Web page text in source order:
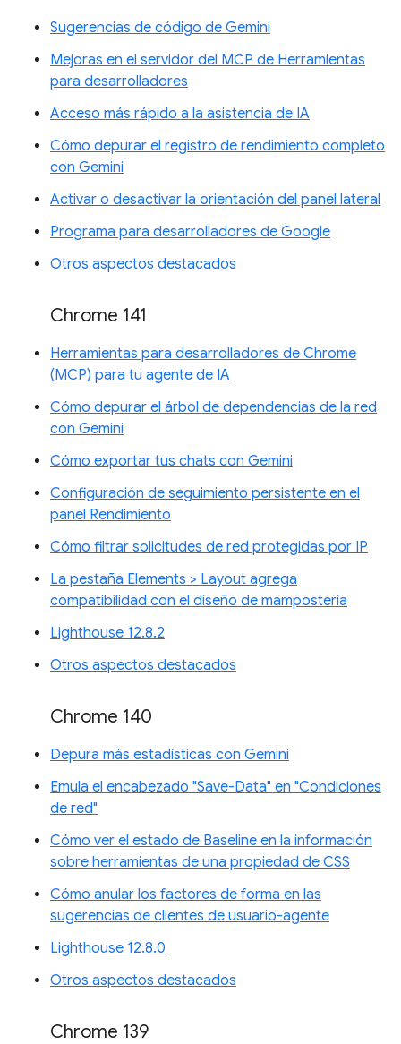
Sugerencias de código de Gemini
Mejoras en el servidor del MCP de Herramientas
para desarrolladores
Acceso más rápido a la asistencia de IA
Cómo depurar el registro de rendimiento completo
con Gemini
Activar o desactivar la orientación del panel lateral
Programa para desarrolladores de Google
Otros aspectos destacados
Chrome 141
Herramientas para desarrolladores de Chrome
(MCP) para tu agente de IA
Cómo depurar el árbol de dependencias de la red
con Gemini
Cómo exportar tus chats con Gemini
Configuración de seguimiento persistente en el
panel Rendimiento
Cómo filtrar solicitudes de red protegidas por IP
La pestaña Elements > Layout agrega
compatibilidad con el diseño de mampostería
Lighthouse 12.8.2
Otros aspectos destacados
Chrome 140
Depura más estadísticas con Gemini
Emula el encabezado "Save-Data" en "Condiciones
de red"
Cómo ver el estado de Baseline en la información
sobre herramientas de una propiedad de CSS
Cómo anular los factores de forma en las
sugerencias de clientes de usuario-agente
Lighthouse 12.8.0
Otros aspectos destacados
Chrome 139